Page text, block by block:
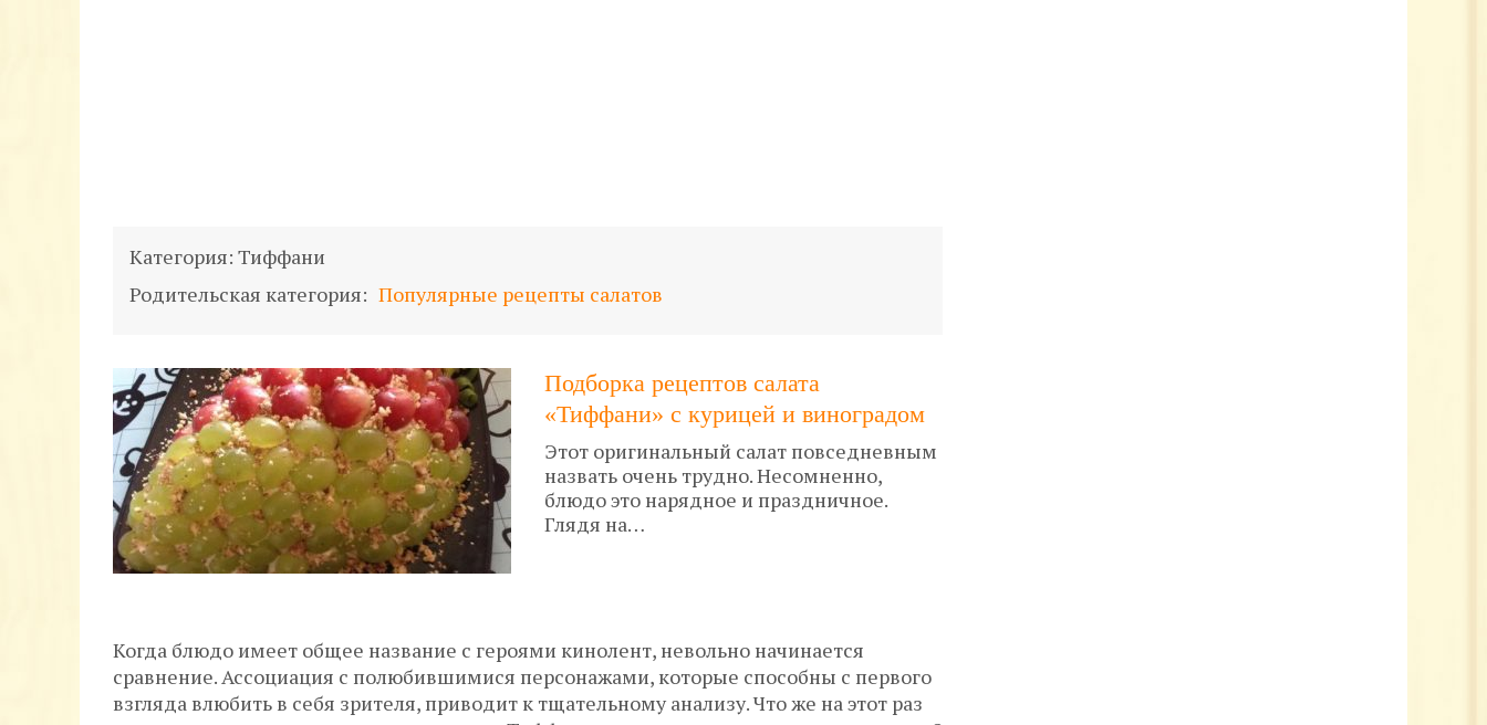
Категория: Тиффани
Родительская категория: Популярные рецепты салатов
Подборка рецептов салата
«Тиффани» с курицей и виноградом
Этот оригинальный салат повседневным
назвать очень трудно. Несомненно,
блюдо это нарядное и праздничное.
Глядя на…
Когда блюдо имеет общее название с героями кинолент, невольно начинается
сравнение. Ассоциация с полюбившимися персонажами, которые способны с первого
взгляда влюбить в себя зрителя, приводит к тщательному анализу. Что же на этот раз